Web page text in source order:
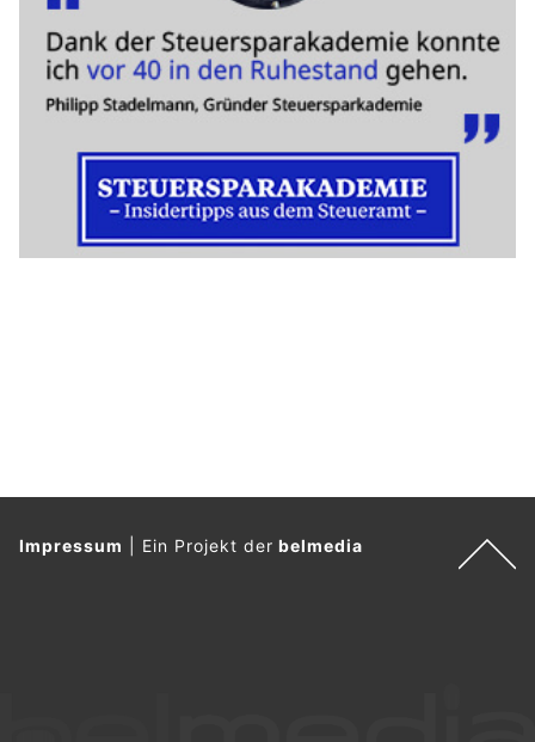
Impressum Ein Projekt derbelmedia